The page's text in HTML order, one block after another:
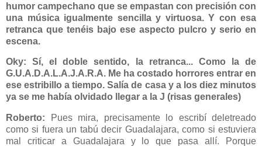
humor campechano que se empastan con precisión con
una música igualmente sencilla y virtuosa. Y con esa
retranca que tenéis bajo ese aspecto pulcro y serio en
escena.
Oky: Sí, el doble sentido, la retranca... Como la de
G.U.A.D.A.L.A.J.A.R.A. Me ha costado horrores entrar en
ese estribillo a tiempo. Salía de casa y a los diez minutos
ya se me había olvidado llegar a la J (risas generales)
Roberto: Pues mira, precisamente lo escribí deletreado
como si fuera un tabú decir Guadalajara, como si estuviera
mal criticar a Guadalajara y lo que pasa allí. Porque